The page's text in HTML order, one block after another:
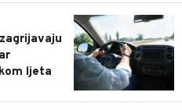
0
ljeta